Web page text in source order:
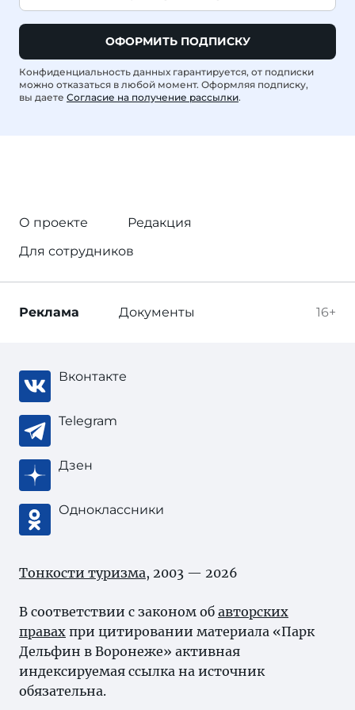
ОФОРМИТЬ ПОДПИСКУ
Конфиденциальность данных гарантируется, от подписки
можно отказаться в любой момент. Оформляя подписку,
вы даете Согласие на получение рассылки.
О проекте
Редакция
Для сотрудников
16+
Реклама Документы
Вконтакте
Telegram
Дзен
Одноклассники
Тонкости туризма, 2003 — 2026
В соответствии с законом об авторских
правах при цитировании материала «Парк
Дельфин в Воронеже» активная
индексируемая ссылка на источник
обязательна.